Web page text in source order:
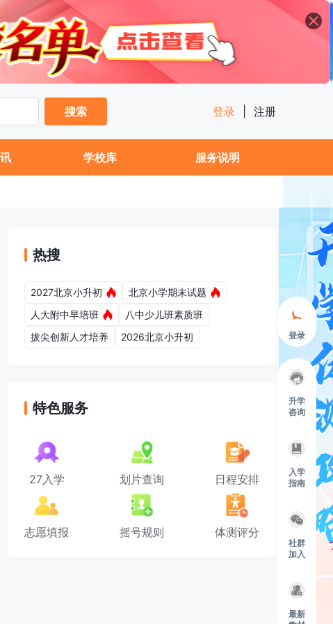
登录
升学
咨询
入学
指南
社群
加入
最新
搜索
登录 注册
学校库 服务说明
热搜
2027北京小升初
北京小学期末试题
人大附中早培班
八中少儿班素质班
拔尖创新人才培养
2026北京小升初
特色服务
27入学 划片查询 日程安排
志愿填报 摇号规则 体测评分